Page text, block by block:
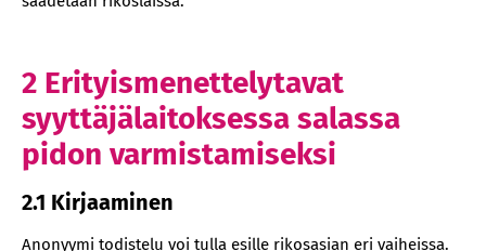
2 Erityismenettelytavat
syyttäjälaitoksessa salassa
pidon varmistamiseksi
2.1 Kirjaaminen
Anonyymi todistelu voi tulla esille rikosasian eri vaiheissa.